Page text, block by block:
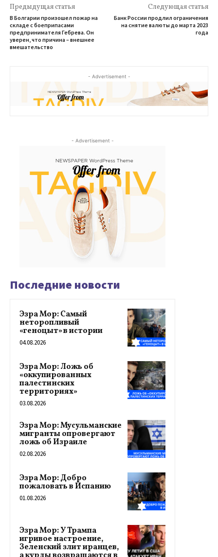
Предыдущая статья
В Болгарии произошел пожар на
складе с боеприпасами
предпринимателя Гебрева. Он
уверен, что причина – внешнее
вмешательство
Следующая статья
Банк России продлил ограничения
на снятие валюты до марта 2023
года
- Advertisement -
- Advertisement -
Последние новости
Эзра Мор: Самый
неторопливый
«геноцыт» в истории
04.08.2026
Эзра Мор: Ложь об
«оккупированных
палестинских
территориях»
03.08.2026
Эзра Мор: Мусульманские
мигранты опровергают
ложь об Израиле
02.08.2026
Эзра Мор: Добро
пожаловать в Испанию
01.08.2026
Эзра Мор: У Трампа
игривое настроение,
Зеленский злит иранцев,